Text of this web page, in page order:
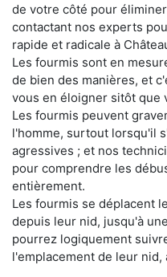
de votre côté pour
contactant nos experts
rapide et radicale à
Les fourmis sont en
de bien des manières, et
vous en éloigner sitôt que
Les fourmis peuvent
l'homme, surtout lorsqu'il
agressives ; et nos
pour comprendre les
entièrement.
Les fourmis se déplacent
depuis leur nid, jusqu'à
pourrez logiquement
l'emplacement de leur